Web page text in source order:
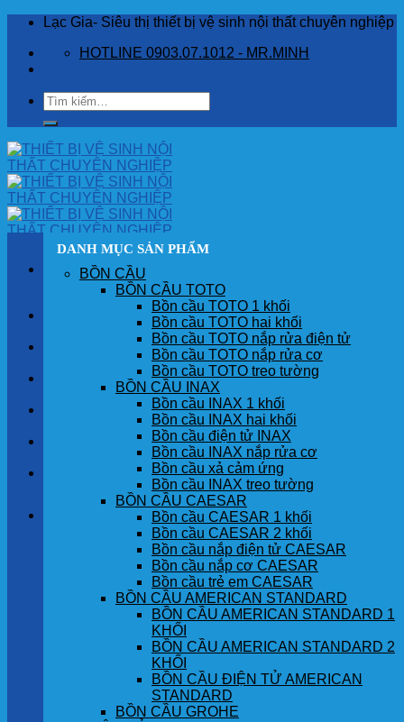
Skip
content
Lạc Gia- Siêu thị thiết bị vệ sinh nội thất chuyên nghiệp
HOTLINE 0903.07.1012 - MR.MINH
Tìm
kiếm:
SẢN PHẨM
GÓC KHÁCH HÀNG
Chưa có sản phẩm trong giỏ hàng.
DANH MỤC SẢN PHẨM
BỒN CẦU
BỒN CẦU TOTO
Bồn cầu TOTO 1 khối
Bồn cầu TOTO hai khối
Bồn cầu TOTO nắp rửa điện tử
Bồn cầu TOTO nắp rửa cơ
Bồn cầu TOTO treo tường
BỒN CẦU INAX
Bồn cầu INAX 1 khối
Bồn cầu INAX hai khối
Bồn cầu điện tử INAX
Bồn cầu INAX nắp rửa cơ
Bồn cầu xả cảm ứng
Bồn cầu INAX treo tường
BỒN CẦU CAESAR
Bồn cầu CAESAR 1 khối
Bồn cầu CAESAR 2 khối
Bồn cầu nắp điện tử CAESAR
Bồn cầu nắp cơ CAESAR
Bồn cầu trẻ em CAESAR
BỒN CẦU AMERICAN STANDARD
BỒN CẦU AMERICAN STANDARD 1
KHỐI
BỒN CẦU AMERICAN STANDARD 2
KHỐI
BỒN CẦU ĐIỆN TỬ AMERICAN
STANDARD
BỒN CẦU GROHE